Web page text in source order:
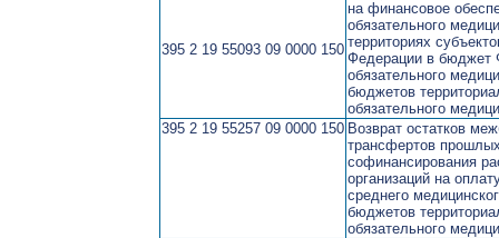
395 2 19 55093 09 0000 150
на финансовое
обязательного
территориях
Федерации в бюджет
обязательного
бюджетов
обязательного
395 2 19 55257 09 0000 150 Возврат остатков
трансфертов
софинансирования
организаций на
среднего
бюджетов
обязательного